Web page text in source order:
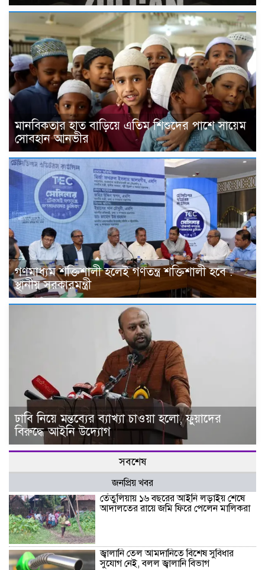
মানবিকতার হাত বাড়িয়ে এতিম শিশুদের পাশে সায়েম
সোবহান আনভীর
গণমাধ্যম শক্তিশালী হলেই গণতন্ত্র শক্তিশালী হবে :
স্থানীয় সরকারমন্ত্রী
ঢাবি নিয়ে মন্তব্যের ব্যাখ্যা চাওয়া হলো, ফুয়াদের
বিরুদ্ধে আইনি উদ্যোগ
সবশেষ
জনপ্রিয় খবর
তেঁতুলিয়ায় ১৬ বছরের আইনি লড়াইয় শেষে
আদালতের রায়ে জমি ফিরে পেলেন মালিকরা
জ্বালানি তেল আমদানিতে বিশেষ সুবিধার
সুযোগ নেই, বলল জ্বালানি বিভাগ